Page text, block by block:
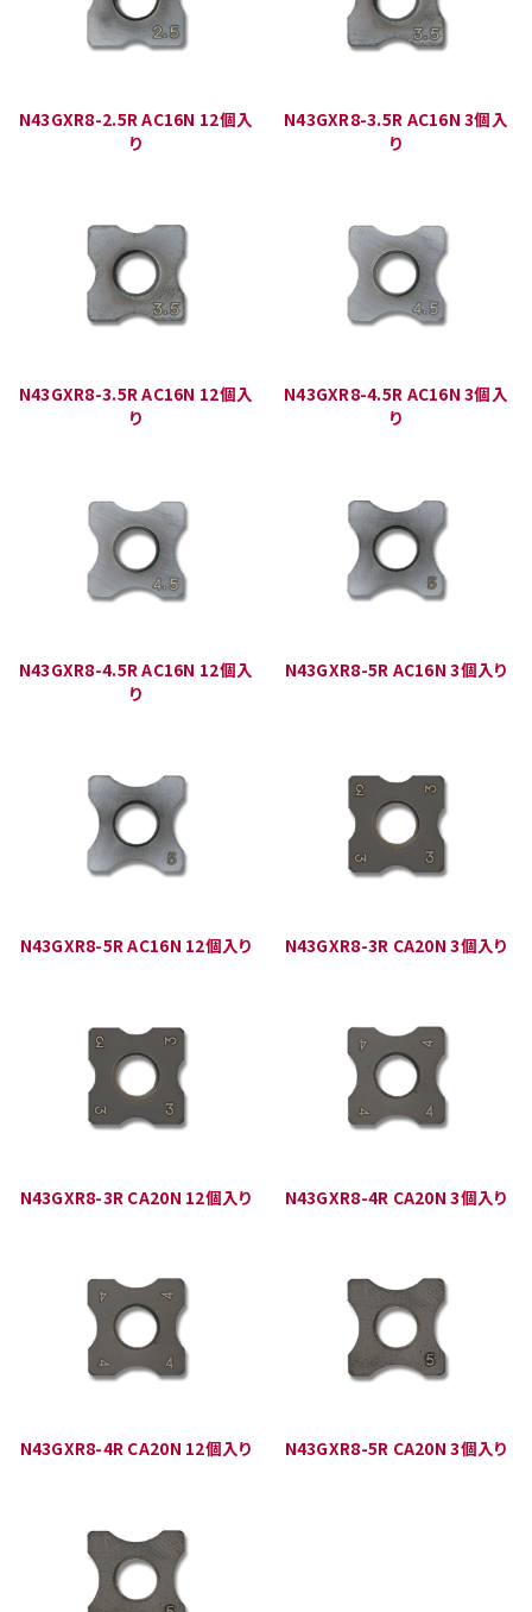
N43GXR8-2.5R AC16N 12個入
り
N43GXR8-3.5R AC16N 3個入
り
N43GXR8-3.5R AC16N 12個入
り
N43GXR8-4.5R AC16N 3個入
り
N43GXR8-4.5R AC16N 12個入
り
N43GXR8-5R AC16N 3個入り
N43GXR8-5R AC16N 12個入り N43GXR8-3R CA20N 3個入り
N43GXR8-3R CA20N 12個入り N43GXR8-4R CA20N 3個入り
N43GXR8-4R CA20N 12個入り N43GXR8-5R CA20N 3個入り